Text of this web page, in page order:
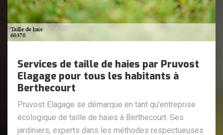
Services de taille de haies par Pruvost
Elagage pour tous les habitants à
Berthecourt
Pruvost Elagage se démarque en tant qu'entreprise
écologique de taille de haies à Berthecourt. Ses
jardiniers, experts dans les méthodes respectueuses